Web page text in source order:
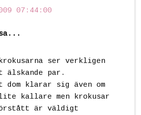
07:44:00
ser verkligen
älskande par.
dom klarar sig även om
kallare men krokusar
är väldigt